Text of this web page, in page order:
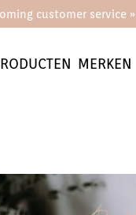
customer service »
MERKEN